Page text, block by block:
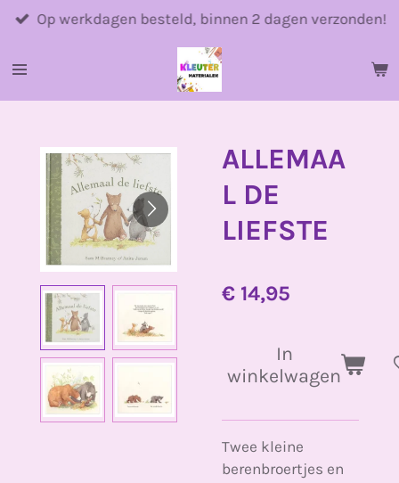
Ga
naar
Op werkdagen besteld, binnen 2 dagen verzonden!
ALLEMAA
L DE
LIEFSTE
€ 14,95
In
winkelwagen
Twee kleine
berenbroertjes en